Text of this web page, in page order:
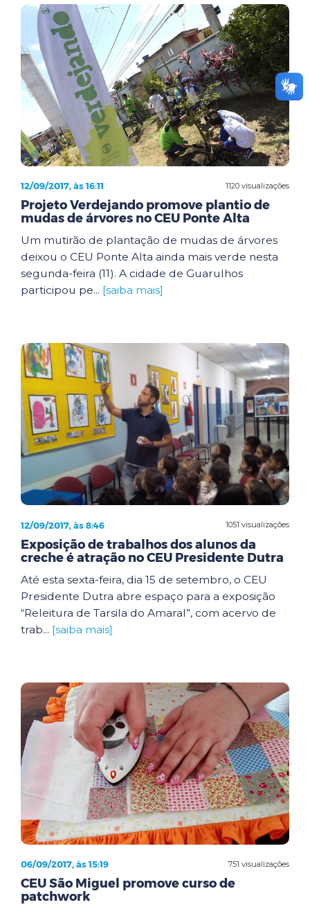
1120 visualizações
12/09/2017, às 16:11
Projeto Verdejando promove plantio de
mudas de árvores no CEU Ponte Alta
Um mutirão de plantação de mudas de árvores
deixou o CEU Ponte Alta ainda mais verde nesta
segunda-feira (11). A cidade de Guarulhos
participou pe... [saiba mais]
1051 visualizações
12/09/2017, às 8:46
Exposição de trabalhos dos alunos da
creche é atração no CEU Presidente Dutra
Até esta sexta-feira, dia 15 de setembro, o CEU
Presidente Dutra abre espaço para a exposição
“Releitura de Tarsila do Amaral”, com acervo de
trab... [saiba mais]
751 visualizações
06/09/2017, às 15:19
CEU São Miguel promove curso de
patchwork